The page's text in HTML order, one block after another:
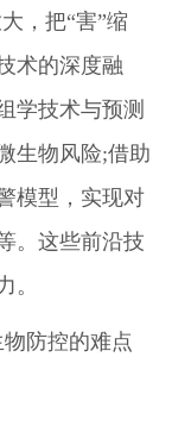
，把“害”缩
术的深度融
学技术与预测
生物风险;借助
模型，实现对
。这些前沿技
。
防控的难点